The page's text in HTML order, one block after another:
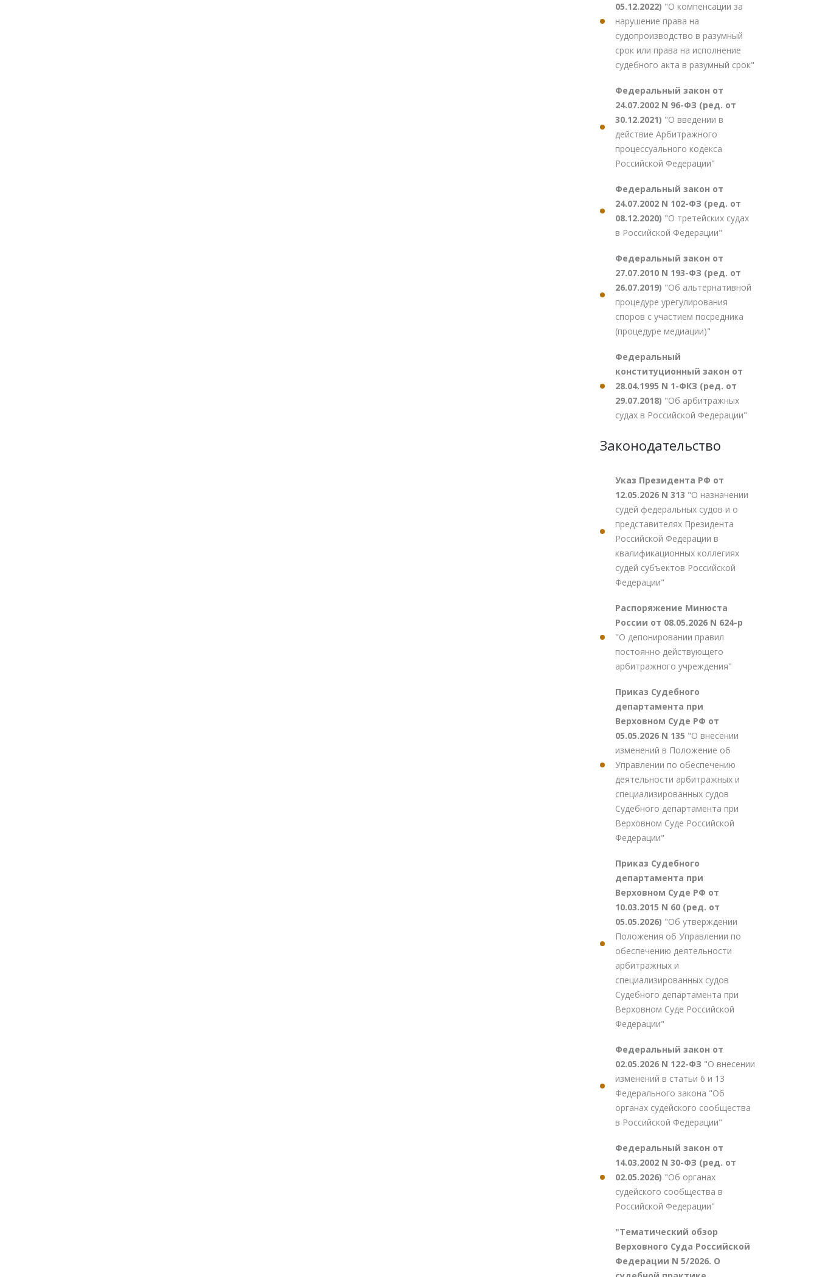
05.12.2022) "О компенсации за
нарушение права на
судопроизводство в разумный
срок или права на исполнение
судебного акта в разумный срок"
Федеральный закон от
24.07.2002 N 96-ФЗ (ред. от
30.12.2021) "О введении в
действие Арбитражного
процессуального кодекса
Российской Федерации"
Федеральный закон от
24.07.2002 N 102-ФЗ (ред. от
08.12.2020) "О третейских судах
в Российской Федерации"
Федеральный закон от
27.07.2010 N 193-ФЗ (ред. от
26.07.2019) "Об альтернативной
процедуре урегулирования
споров с участием посредника
(процедуре медиации)"
Федеральный
конституционный закон от
28.04.1995 N 1-ФКЗ (ред. от
29.07.2018) "Об арбитражных
судах в Российской Федерации"
Законодательство
Указ Президента РФ от
12.05.2026 N 313 "О назначении
судей федеральных судов и о
представителях Президента
Российской Федерации в
квалификационных коллегиях
судей субъектов Российской
Федерации"
Распоряжение Минюста
России от 08.05.2026 N 624-р
"О депонировании правил
постоянно действующего
арбитражного учреждения"
Приказ Судебного
департамента при
Верховном Суде РФ от
05.05.2026 N 135 "О внесении
изменений в Положение об
Управлении по обеспечению
деятельности арбитражных и
специализированных судов
Судебного департамента при
Верховном Суде Российской
Федерации"
Приказ Судебного
департамента при
Верховном Суде РФ от
10.03.2015 N 60 (ред. от
05.05.2026) "Об утверждении
Положения об Управлении по
обеспечению деятельности
арбитражных и
специализированных судов
Судебного департамента при
Верховном Суде Российской
Федерации"
Федеральный закон от
02.05.2026 N 122-ФЗ "О внесении
изменений в статьи 6 и 13
Федерального закона "Об
органах судейского сообщества
в Российской Федерации"
Федеральный закон от
14.03.2002 N 30-ФЗ (ред. от
02.05.2026) "Об органах
судейского сообщества в
Российской Федерации"
"Тематический обзор
Верховного Суда Российской
Федерации N 5/2026. О